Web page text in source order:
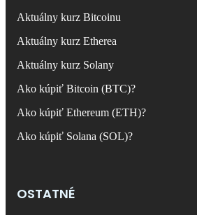
Aktuálny kurz Bitcoinu
Aktuálny kurz Etherea
Aktuálny kurz Solany
Ako kúpiť Bitcoin (BTC)?
Ako kúpiť Ethereum (ETH)?
Ako kúpiť Solana (SOL)?
OSTATNÉ